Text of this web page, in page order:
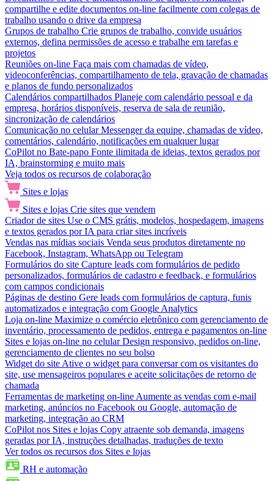
compartilhe e edite documentos on-line facilmente com colegas de
trabalho usando o drive da empresa
Grupos de trabalho Crie grupos de trabalho, convide usuários
externos, defina permissões de acesso e trabalhe em tarefas e
projetos
Reuniões on-line Faça mais com chamadas de vídeo,
videoconferências, compartilhamento de tela, gravação de chamadas
e planos de fundo personalizados
Calendários compartilhados Planeje com calendário pessoal e da
empresa, horários disponíveis, reserva de sala de reunião,
sincronização de calendários
Comunicação no celular Messenger da equipe, chamadas de vídeo,
comentários, calendário, notificações em qualquer lugar
CoPilot no Bate-papo Fonte ilimitada de ideias, textos gerados por
IA, brainstorming e muito mais
Veja todos os recursos de colaboração
Sites e lojas
Sites e lojas Crie sites que vendem
Criador de sites Use o CMS grátis, modelos, hospedagem, imagens
e textos gerados por IA para criar sites incríveis
Vendas nas mídias sociais Venda seus produtos diretamente no
Facebook, Instagram, WhatsApp ou Telegram
Formulários do site Capture leads com formulários de pedido
personalizados, formulários de cadastro e feedback, e formulários
com campos condicionais
Páginas de destino Gere leads com formulários de captura, funis
automatizados e integração com Google Analytics
Loja on-line Maximize o comércio eletrônico com gerenciamento de
inventário, processamento de pedidos, entrega e pagamentos on-line
Sites e lojas on-line no celular Design responsivo, pedidos on-line,
gerenciamento de clientes no seu bolso
Widget do site Ative o widget para conversar com os visitantes do
site, use mensageiros populares e aceite solicitações de retorno de
chamada
Ferramentas de marketing on-line Aumente as vendas com e-mail
marketing, anúncios no Facebook ou Google, automação de
marketing, integração ao CRM
CoPilot nos Sites e lojas Copy atraente sob demanda, imagens
geradas por IA, instruções detalhadas, traduções de texto
Ver todos os recursos dos Sites e lojas
RH e automação